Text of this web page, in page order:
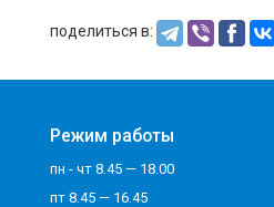
поделиться в:
Режим работы
пн - чт 8.45 — 18.00
пт 8.45 — 16.45